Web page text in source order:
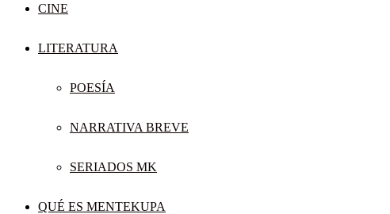
CINE
LITERATURA
POESÍA
NARRATIVA BREVE
SERIADOS MK
QUÉ ES MENTEKUPA